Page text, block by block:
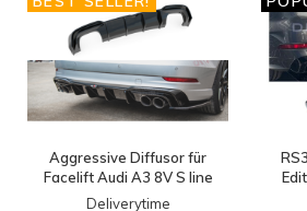
Aggressive Diffusor für
Facelift Audi A3 8V S line
Deliverytime